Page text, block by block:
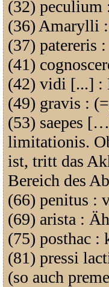
(32) peculium
(36) Amarylli
(37) patereris
(41)
(42) vidi [...] :
(49) gravis :
(53) saepes
limitationis.
ist, tritt das
Bereich des
(66) penitus :
(69) arista :
(75) posthac :
(81) pressi
(so auch